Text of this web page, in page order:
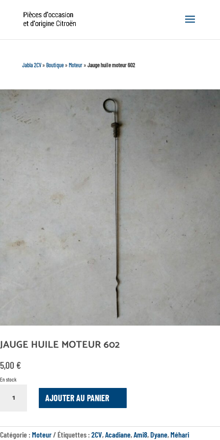
Jabla 2CV» Boutique» Moteur» Jauge huile moteur 602
JAUGE HUILE MOTEUR 602
5,00 €
En stock
MOTEUR
602
AJOUTER AU PANIER
Catégorie : Moteur Étiquettes : 2CV,Acadiane,Ami8,Dyane,Méhari